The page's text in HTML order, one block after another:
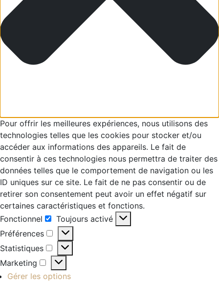
Pour offrir les meilleures expériences, nous utilisons des
technologies telles que les cookies pour stocker et/ou
accéder aux informations des appareils. Le fait de
consentir à ces technologies nous permettra de traiter des
données telles que le comportement de navigation ou les
ID uniques sur ce site. Le fait de ne pas consentir ou de
retirer son consentement peut avoir un effet négatif sur
certaines caractéristiques et fonctions.
Fonctionnel
Fonctionnel
Toujours activé
Préférences
Préférences
Statistiques
Statistiques
Marketing
Marketing
Gérer les options